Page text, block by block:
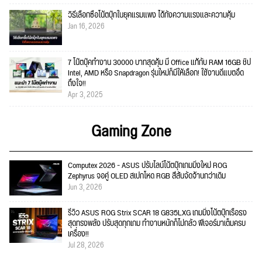
วิธีเลือกซื้อโน้ตบุ๊กในยุคแรมแพง ได้ทั้งความแรงและความคุ้ม
Jan 16, 2026
7 โน๊ตบุ๊คทำงาน 30000 บาทสุดคุ้ม มี Office แท้กับ RAM 16GB ชิป
Intel, AMD หรือ Snapdragon รุ่นใหม่ก็มีให้เลือก! ใช้งานดีแบตอึด
ถึงใจ!!
Apr 3, 2025
Gaming Zone
Computex 2026 - ASUS ปรับไลน์โน้ตบุ๊กเกมมิ่งใหม่ ROG
Zephyrus จอคู่ OLED สเปกโหด RGB สีสันจัดจ้านกว่าเดิม
Jun 3, 2026
รีวิว ASUS ROG Strix SCAR 18 G835LXG เกมมิ่งโน้ตบุ๊กเรือธง
สุดทรงพลัง ปรับสุดทุกเกม ทำงานหนักก็ไม่กลัว ฟีเจอร์มาเต็มครบ
เครื่อง!!
Jul 28, 2026